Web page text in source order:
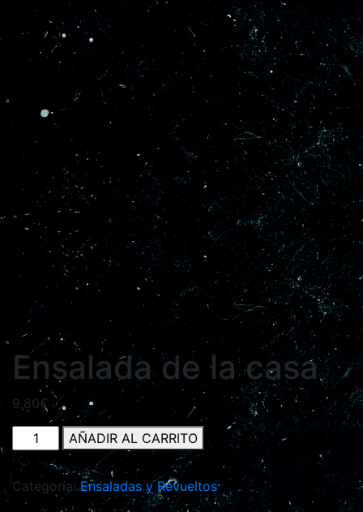
Ensalada de la casa
9.80€
AÑADIR AL CARRITO
Categoría:Ensaladas y Revueltos